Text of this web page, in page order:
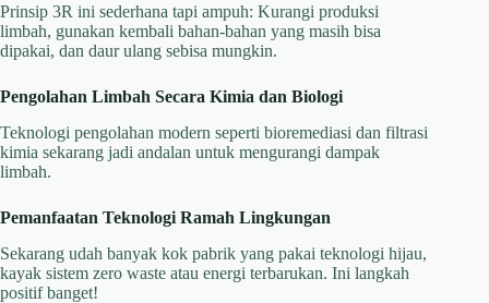
Prinsip 3R ini sederhana tapi ampuh: Kurangi produksi
limbah, gunakan kembali bahan-bahan yang masih bisa
dipakai, dan daur ulang sebisa mungkin.
Pengolahan Limbah Secara Kimia dan Biologi
Teknologi pengolahan modern seperti bioremediasi dan filtrasi
kimia sekarang jadi andalan untuk mengurangi dampak
limbah.
Pemanfaatan Teknologi Ramah Lingkungan
Sekarang udah banyak kok pabrik yang pakai teknologi hijau,
kayak sistem zero waste atau energi terbarukan. Ini langkah
positif banget!